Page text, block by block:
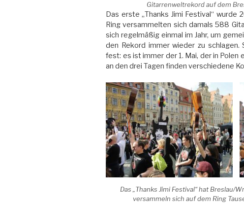
Gitarrenweltrekord auf dem
Das erste „Thanks Jimi Festival“
Ring versammelten sich damals 588
sich regelmäßig einmal im Jahr, um
den Rekord immer wieder zu
fest: es ist immer der 1. Mai, der in
an den drei Tagen finden verschiedene
Das „Thanks Jimi Festival“ hat Breslau/
versammeln sich auf dem Ring